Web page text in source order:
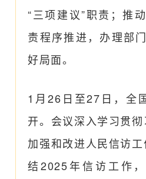
“三项建议”职责；推
责程序推进，办理部
好局面。
1月26日至27日，全
开。会议深入学习贯
加强和改进人民信访
结2025年信访工作